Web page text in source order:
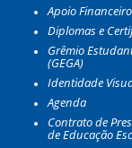
Apoio
Diplomas e
Grêmio
(GEGA)
Identidade
Agenda
Contrato de
de Educação